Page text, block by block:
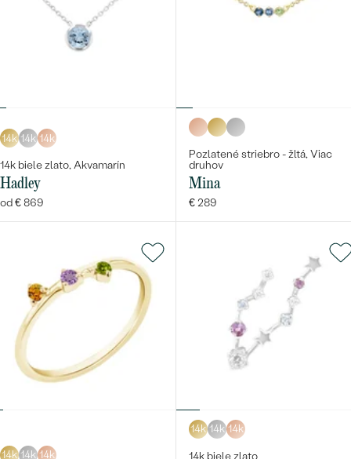
14k 14k 14k
14k biele zlato, Akvamarín
Hadley
od € 869
Pozlatené striebro - žltá, Viac
druhov
Mina
€ 289
14k 14k 14k
14k 14k 14k
14k biele zlato